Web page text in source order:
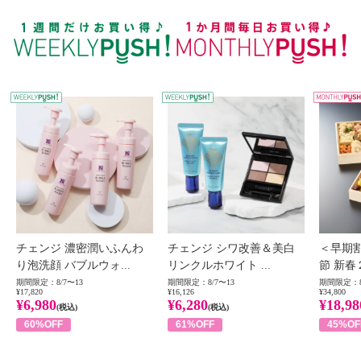
WEEKLY PUSH
チェンジ 濃密潤いふんわ
り泡洗顔 バブルウォ...
期間限定：8/7〜13
¥17,820
¥6,980(税込)
60%OFF
チェンジ シワ改善＆美白
リンクルホワイト ...
期間限定：8/7〜13
¥16,126
¥6,280(税込)
61%OFF
＜早期
節 新春
期間限定：
¥34,800